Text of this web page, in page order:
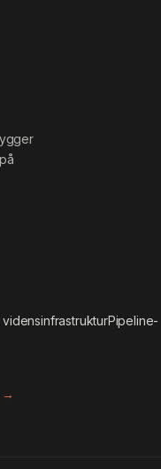
Pipeline-
→